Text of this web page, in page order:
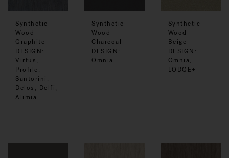
Synthetic
Wood
Graphite
DESIGN:
Virtus,
Profile,
Santorini,
Delos, Delfi,
Alimia
Synthetic
Wood
Charcoal
DESIGN:
Omnia
Synthetic
Wood
Beige
DESIGN:
Omnia,
LODGE+